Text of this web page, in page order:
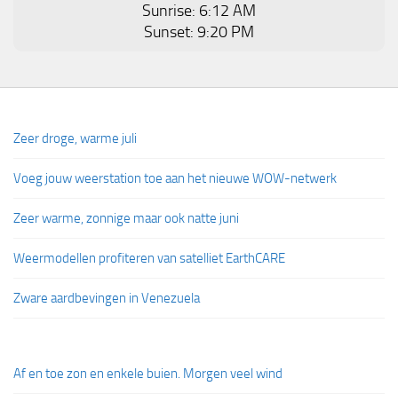
Sunrise: 6:12 AM
Sunset: 9:20 PM
Zeer droge, warme juli
Voeg jouw weerstation toe aan het nieuwe WOW-netwerk
Zeer warme, zonnige maar ook natte juni
Weermodellen profiteren van satelliet EarthCARE
Zware aardbevingen in Venezuela
Af en toe zon en enkele buien. Morgen veel wind